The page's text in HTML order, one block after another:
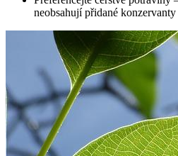
neobsahují přidané